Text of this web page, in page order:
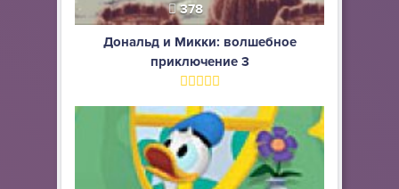
378
Дональд и Микки: волшебное
приключение 3